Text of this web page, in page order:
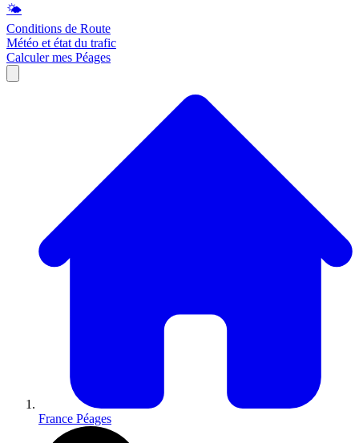
🌤️
Conditions de Route
Météo et état du trafic
Calculer mes Péages
France Péages